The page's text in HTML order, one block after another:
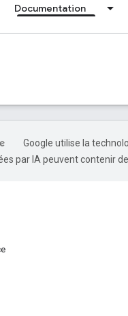
Documentation
Google utilise la
par IA peuvent contenir